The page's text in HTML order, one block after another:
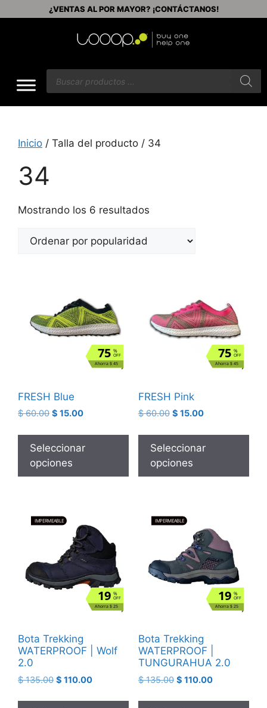
¿VENTAS AL POR MAYOR? ¡CONTÁCTANOS!
Inicio / Talla del producto / 34
34
Mostrando los 6 resultados
%
OFF
75
Ahorra $ 45
FRESH Blue
$60.00 $ 15.00
Seleccionar
opciones
%
OFF
75
Ahorra $ 45
FRESH Pink
$60.00 $ 15.00
Seleccionar
opciones
%
OFF
19
Ahorra $ 25
IMPERMEABLE
Bota Trekking
WATERPROOF | Wolf
2.0
$135.00 $ 110.00
%
OFF
19
Ahorra $ 25
IMPERMEABLE
Bota Trekking
WATERPROOF |
TUNGURAHUA 2.0
$135.00 $ 110.00